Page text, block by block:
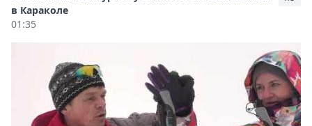
в Караколе
01:35